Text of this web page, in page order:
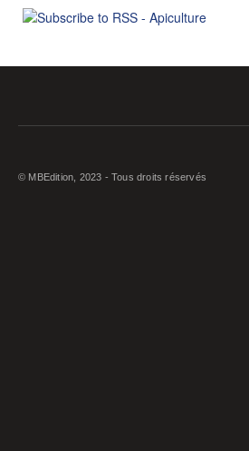
© MBEdition, 2023 - Tous droits réservés